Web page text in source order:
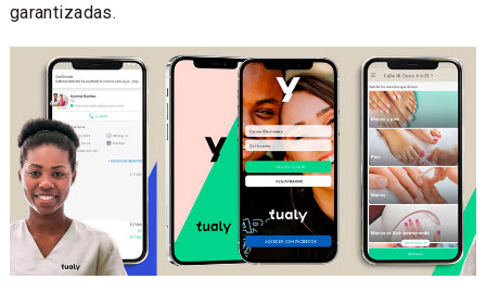
garantizadas.